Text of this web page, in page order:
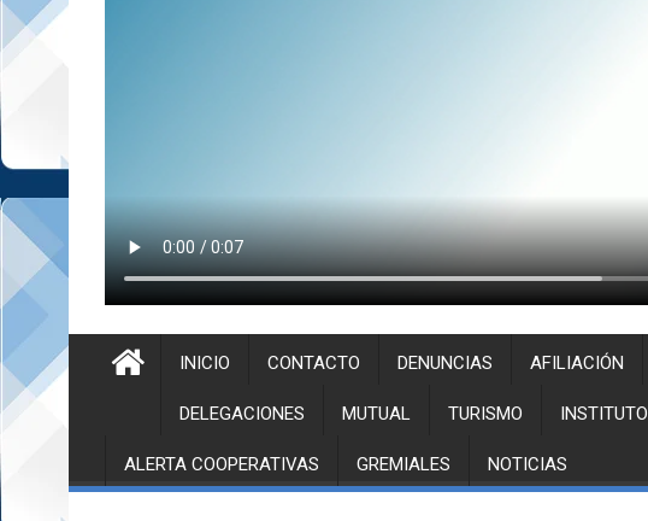
INICIO CONTACTO DENUNCIAS AFILIACIÓN
DELEGACIONES MUTUAL TURISMO INSTITUTO
ALERTA COOPERATIVAS GREMIALES NOTICIAS